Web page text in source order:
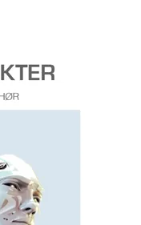
Sepura SC21